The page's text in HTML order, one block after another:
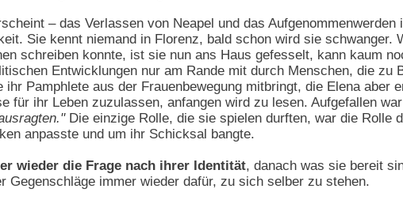
– das Verlassen von Neapel und das
Sie kennt niemand in Florenz, bald schon wird sie schwanger.
schreiben konnte, ist sie nun ans Haus gefesselt, kann kaum
Entwicklungen nur am Rande mit durch Menschen, die zu
ihr Pamphlete aus der Frauenbewegung mitbringt, die Elena aber
für ihr Leben zuzulassen, anfangen wird zu lesen. Aufgefallen
Die einzige Rolle, die sie spielen durften, war die Rolle
anpasste und um ihr Schicksal bangte.
wieder die Frage nach ihrer Identität, danach was sie bereit
Gegenschläge immer wieder dafür, zu sich selber zu stehen.